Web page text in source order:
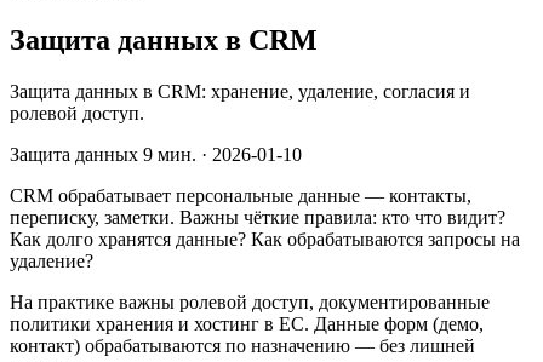
Защита данных в CRM
Защита данных в CRM: хранение, удаление, согласия и
ролевой доступ.
Защита данных 9 мин. · 2026-01-10
CRM обрабатывает персональные данные — контакты,
переписку, заметки. Важны чёткие правила: кто что видит?
Как долго хранятся данные? Как обрабатываются запросы на
удаление?
На практике важны ролевой доступ, документированные
политики хранения и хостинг в ЕС. Данные форм (демо,
контакт) обрабатываются по назначению — без лишней